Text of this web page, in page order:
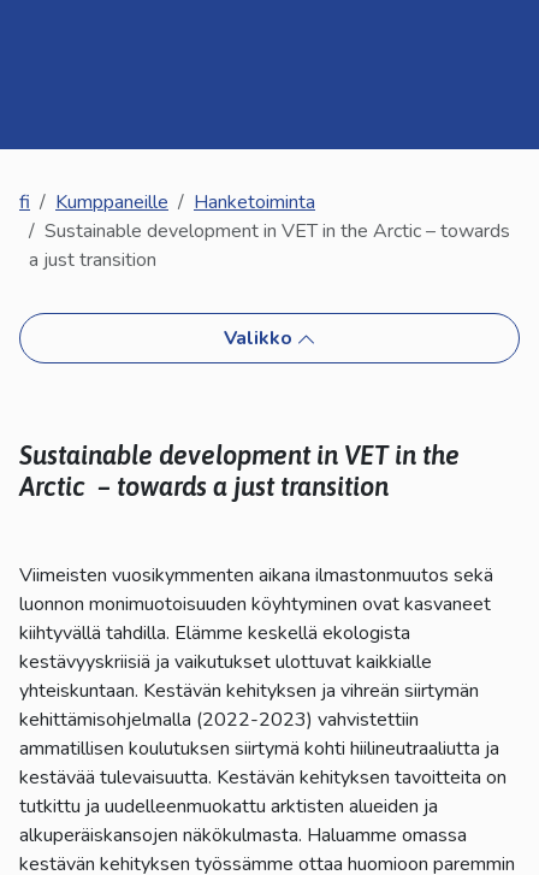
fi Kumppaneille
Hanketoiminta
Sustainable development in VET in the Arctic – towards
a just transition
Valikko
Sustainable development in VET in the
Arctic – towards a just transition
Viimeisten vuosikymmenten aikana ilmastonmuutos sekä
luonnon monimuotoisuuden köyhtyminen ovat kasvaneet
kiihtyvällä tahdilla. Elämme keskellä ekologista
kestävyyskriisiä ja vaikutukset ulottuvat kaikkialle
yhteiskuntaan. Kestävän kehityksen ja vihreän siirtymän
kehittämisohjelmalla (2022-2023) vahvistettiin
ammatillisen koulutuksen siirtymä kohti hiilineutraaliutta ja
kestävää tulevaisuutta. Kestävän kehityksen tavoitteita on
tutkittu ja uudelleenmuokattu arktisten alueiden ja
alkuperäiskansojen näkökulmasta. Haluamme omassa
kestävän kehityksen työssämme ottaa huomioon paremmin